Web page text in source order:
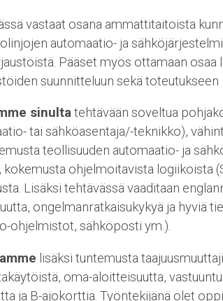
vastaat osana ammattitaitoista
automaatio- ja
Pääset myös ottamaan osaa
suunnitteluun sekä toteutukseen
sinultatehtävään soveltua
tai sähköasentaja/-teknikko),
teollisuuden automaatio- ja
kokemusta ohjelmoitavista logiikoista
Lisäksi tehtävässä vaaditaan
ongelmanratkaisukykyä ja hyviä
ohjelmistot, sähköposti ym.).
lisäksi tuntemusta
oma-aloitteisuutta,
ja B-ajokorttia. Työntekijänä olet